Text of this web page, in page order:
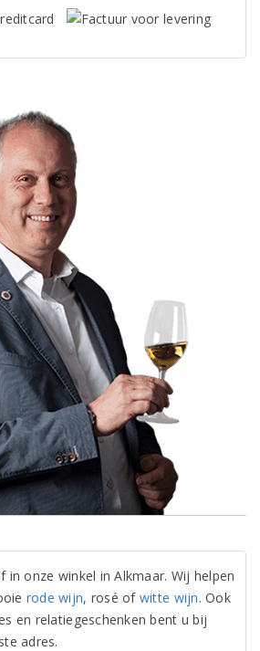
in onze winkel in Alkmaar. Wij helpen
rode wijn, rosé of witte wijn. Ook
en relatiegeschenken bent u bij
adres.